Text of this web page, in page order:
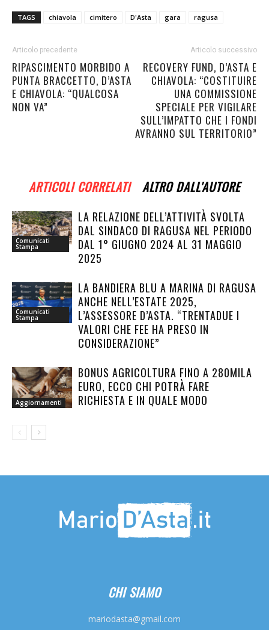
TAGS chiavola cimitero D'Asta gara ragusa
Articolo precedente
RIPASCIMENTO MORBIDO A
PUNTA BRACCETTO, D’ASTA
E CHIAVOLA: “QUALCOSA
NON VA”
Articolo successivo
RECOVERY FUND, D’ASTA E
CHIAVOLA: “COSTITUIRE
UNA COMMISSIONE
SPECIALE PER VIGILARE
SULL’IMPATTO CHE I FONDI
AVRANNO SUL TERRITORIO”
ARTICOLI CORRELATI ALTRO DALL'AUTORE
Comunicati
Stampa
LA RELAZIONE DELL’ATTIVITÀ SVOLTA
DAL SINDACO DI RAGUSA NEL PERIODO
DAL 1° GIUGNO 2024 AL 31 MAGGIO
2025
Comunicati
Stampa
LA BANDIERA BLU A MARINA DI RAGUSA
ANCHE NELL’ESTATE 2025,
L’ASSESSORE D’ASTA. “TRENTADUE I
VALORI CHE FEE HA PRESO IN
CONSIDERAZIONE”
Aggiornamenti
BONUS AGRICOLTURA FINO A 280MILA
EURO, ECCO CHI POTRÀ FARE
RICHIESTA E IN QUALE MODO
CHI SIAMO
mariodasta@gmail.com